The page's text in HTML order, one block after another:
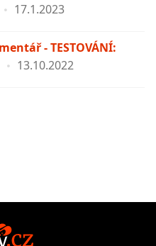
17.1.2023
- TESTOVÁNÍ:
13.10.2022